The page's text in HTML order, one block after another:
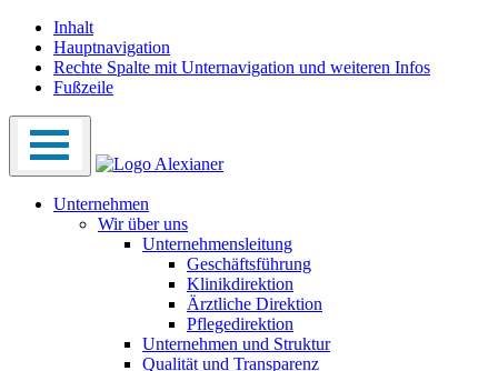
Inhalt
Hauptnavigation
Rechte Spalte mit Unternavigation und weiteren Infos
Fußzeile
Unternehmen
Wir über uns
Unternehmensleitung
Geschäftsführung
Klinikdirektion
Ärztliche Direktion
Pflegedirektion
Unternehmen und Struktur
Qualität und Transparenz